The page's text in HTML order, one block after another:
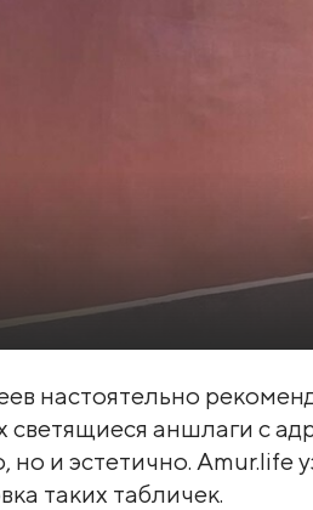
настоятельно
светящиеся аншлаги с
и эстетично. Amur.life
таких табличек.